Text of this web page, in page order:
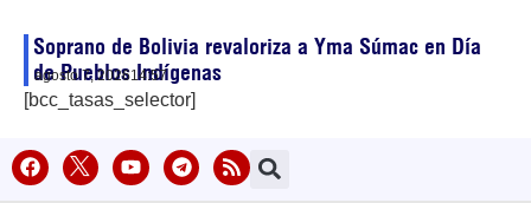
Soprano de Bolivia revaloriza a Yma Súmac en Día
de Pueblos Indígenas
agosto 7, 202614:57
[bcc_tasas_selector]